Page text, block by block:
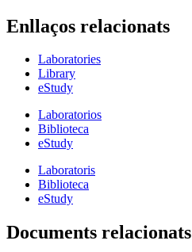
Enllaços relacionats
Laboratories
Library
eStudy
Laboratorios
Biblioteca
eStudy
Laboratoris
Biblioteca
eStudy
Documents relacionats